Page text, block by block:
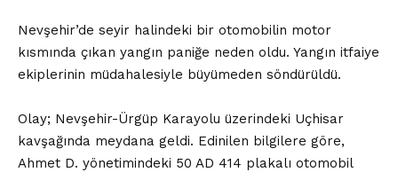
Nevşehir’de seyir halindeki bir otomobilin motor
kısmında çıkan yangın paniğe neden oldu. Yangın itfaiye
ekiplerinin müdahalesiyle büyümeden söndürüldü.
Olay; Nevşehir-Ürgüp Karayolu üzerindeki Uçhisar
kavşağında meydana geldi. Edinilen bilgilere göre,
Ahmet D. yönetimindeki 50 AD 414 plakalı otomobil